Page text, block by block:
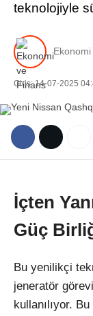
OTOMOBIL
teknolojiyle
Giriş: 14-07-2025
İçten
Güç
Bu yenilikçi
jeneratör
kullanılıyor.